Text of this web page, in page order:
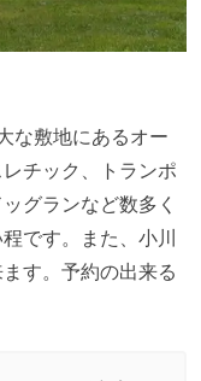
な敷地にあるオー
チック、トランポ
グランなど数多く
です。また、小川
す。予約の出来る